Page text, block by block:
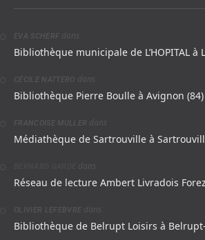
EVA SCHERF dans
Bibliothèque municipale de L’HOPITAL à
CÉCILE NATTERO dans
Bibliothèque Pierre Boulle à Avignon (84)
FRANCOISE MULLER dans
Médiathèque de Sartrouville à
dans
Réseau de lecture Ambert Livradois
OLIVIER LEFEBVRE dans
Bibliothèque de Belrupt Loisirs à